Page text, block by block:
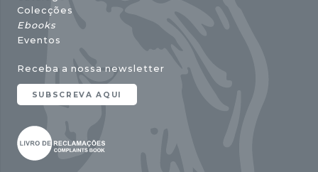
Colecções
Ebooks
Eventos
Receba a nossa newsletter
SUBSCREVA AQUI